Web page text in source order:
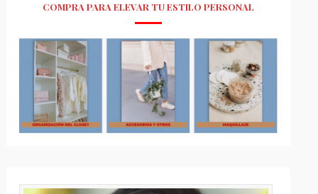
COMPRA PARA ELEVAR TU ESTILO PERSONAL